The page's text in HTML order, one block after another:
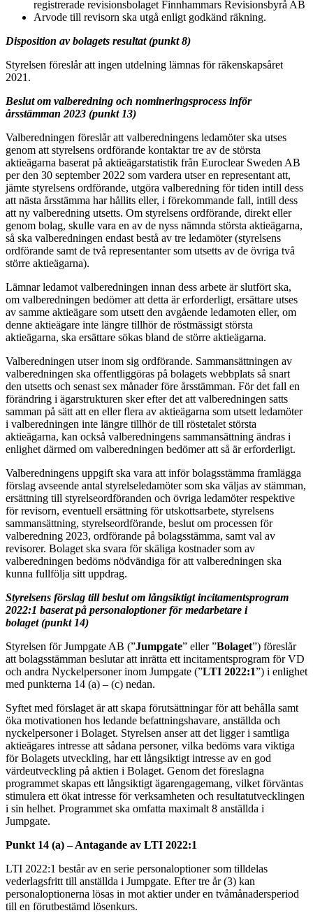
registrerade revisionsbolaget Finnhammars Revisionsbyrå AB
Arvode till revisorn ska utgå enligt godkänd räkning.
Disposition av bolagets resultat (punkt 8)
Styrelsen föreslår att ingen utdelning lämnas för räkenskapsåret
2021.
Beslut om valberedning och nomineringsprocess inför
årsstämman 2023 (punkt 13)
Valberedningen föreslår att valberedningens ledamöter ska utses
genom att styrelsens ordförande kontaktar tre av de största
aktieägarna baserat på aktieägarstatistik från Euroclear Sweden AB
per den 30 september 2022 som vardera utser en representant att,
jämte styrelsens ordförande, utgöra valberedning för tiden intill dess
att nästa årsstämma har hållits eller, i förekommande fall, intill dess
att ny valberedning utsetts. Om styrelsens ordförande, direkt eller
genom bolag, skulle vara en av de nyss nämnda största aktieägarna,
så ska valberedningen endast bestå av tre ledamöter (styrelsens
ordförande samt de två representanter som utsetts av de övriga två
större aktieägarna).
Lämnar ledamot valberedningen innan dess arbete är slutfört ska,
om valberedningen bedömer att detta är erforderligt, ersättare utses
av samme aktieägare som utsett den avgående ledamoten eller, om
denne aktieägare inte längre tillhör de röstmässigt största
aktieägarna, ska ersättare sökas bland de större aktieägarna.
Valberedningen utser inom sig ordförande. Sammansättningen av
valberedningen ska offentliggöras på bolagets webbplats så snart
den utsetts och senast sex månader före årsstämman. För det fall en
förändring i ägarstrukturen sker efter det att valberedningen satts
samman på sätt att en eller flera av aktieägarna som utsett ledamöter
i valberedningen inte längre tillhör de till röstetalet största
aktieägarna, kan också valberedningens sammansättning ändras i
enlighet därmed om valberedningen bedömer att så är erforderligt.
Valberedningens uppgift ska vara att inför bolagsstämma framlägga
förslag avseende antal styrelseledamöter som ska väljas av stämman,
ersättning till styrelseordföranden och övriga ledamöter respektive
för revisorn, eventuell ersättning för utskottsarbete, styrelsens
sammansättning, styrelseordförande, beslut om processen för
valberedning 2023, ordförande på bolagsstämma, samt val av
revisorer. Bolaget ska svara för skäliga kostnader som av
valberedningen bedöms nödvändiga för att valberedningen ska
kunna fullfölja sitt uppdrag.
Styrelsens förslag till beslut om långsiktigt incitamentsprogram
2022:1 baserat på personaloptioner för medarbetare i
bolaget (punkt 14)
Styrelsen för Jumpgate AB (”Jumpgate” eller ”Bolaget”) föreslår
att bolagsstämman beslutar att inrätta ett incitamentsprogram för VD
och andra Nyckelpersoner inom Jumpgate (”LTI 2022:1”) i enlighet
med punkterna 14 (a) – (c) nedan.
Syftet med förslaget är att skapa förutsättningar för att behålla samt
öka motivationen hos ledande befattningshavare, anställda och
nyckelpersoner i Bolaget. Styrelsen anser att det ligger i samtliga
aktieägares intresse att sådana personer, vilka bedöms vara viktiga
för Bolagets utveckling, har ett långsiktigt intresse av en god
värdeutveckling på aktien i Bolaget. Genom det föreslagna
programmet skapas ett långsiktigt ägarengagemang, vilket förväntas
stimulera ett ökat intresse för verksamheten och resultatutvecklingen
i sin helhet. Programmet ska omfatta maximalt 8 anställda i
Jumpgate.
Punkt 14 (a) – Antagande av LTI 2022:1
LTI 2022:1 består av en serie personaloptioner som tilldelas
vederlagsfritt till anställda i Jumpgate. Efter tre år (3) kan
personaloptionerna lösas in mot aktier under en tvåmånadersperiod
till en förutbestämd lösenkurs.